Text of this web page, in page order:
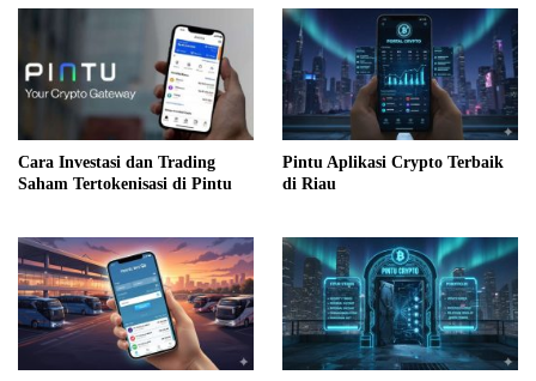
Cara Investasi dan Trading
Saham Tertokenisasi di Pintu
Pintu Aplikasi Crypto Terbaik
di Riau